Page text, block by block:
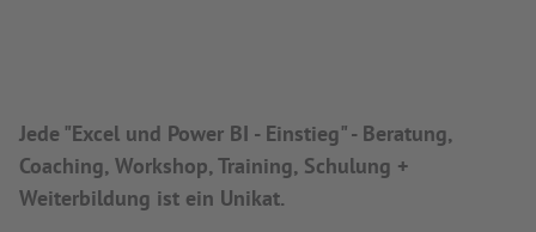
Jede "Excel und Power BI - Einstieg" - Beratung,
Coaching, Workshop, Training, Schulung +
Weiterbildung ist ein Unikat.